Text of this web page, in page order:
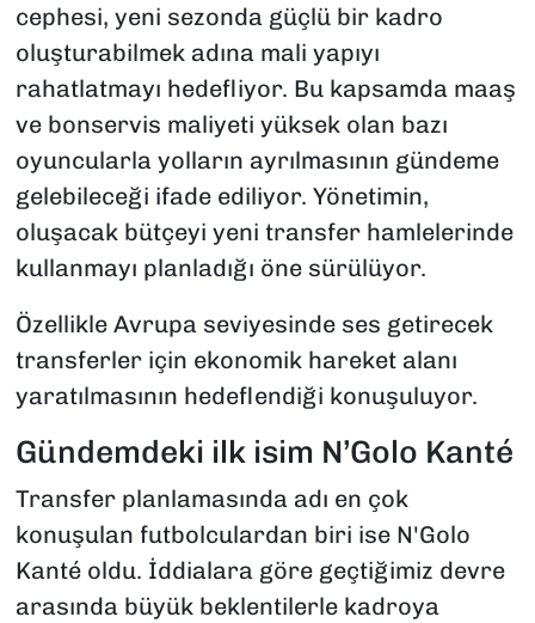
cephesi, yeni sezonda güçlü bir kadro
oluşturabilmek adına mali yapıyı
rahatlatmayı hedefliyor. Bu kapsamda maaş
ve bonservis maliyeti yüksek olan bazı
oyuncularla yolların ayrılmasının gündeme
gelebileceği ifade ediliyor. Yönetimin,
oluşacak bütçeyi yeni transfer hamlelerinde
kullanmayı planladığı öne sürülüyor.
Özellikle Avrupa seviyesinde ses getirecek
transferler için ekonomik hareket alanı
yaratılmasının hedeflendiği konuşuluyor.
Gündemdeki ilk isim N’Golo Kanté
Transfer planlamasında adı en çok
konuşulan futbolculardan biri ise N'Golo
Kanté oldu. İddialara göre geçtiğimiz devre
arasında büyük beklentilerle kadroya